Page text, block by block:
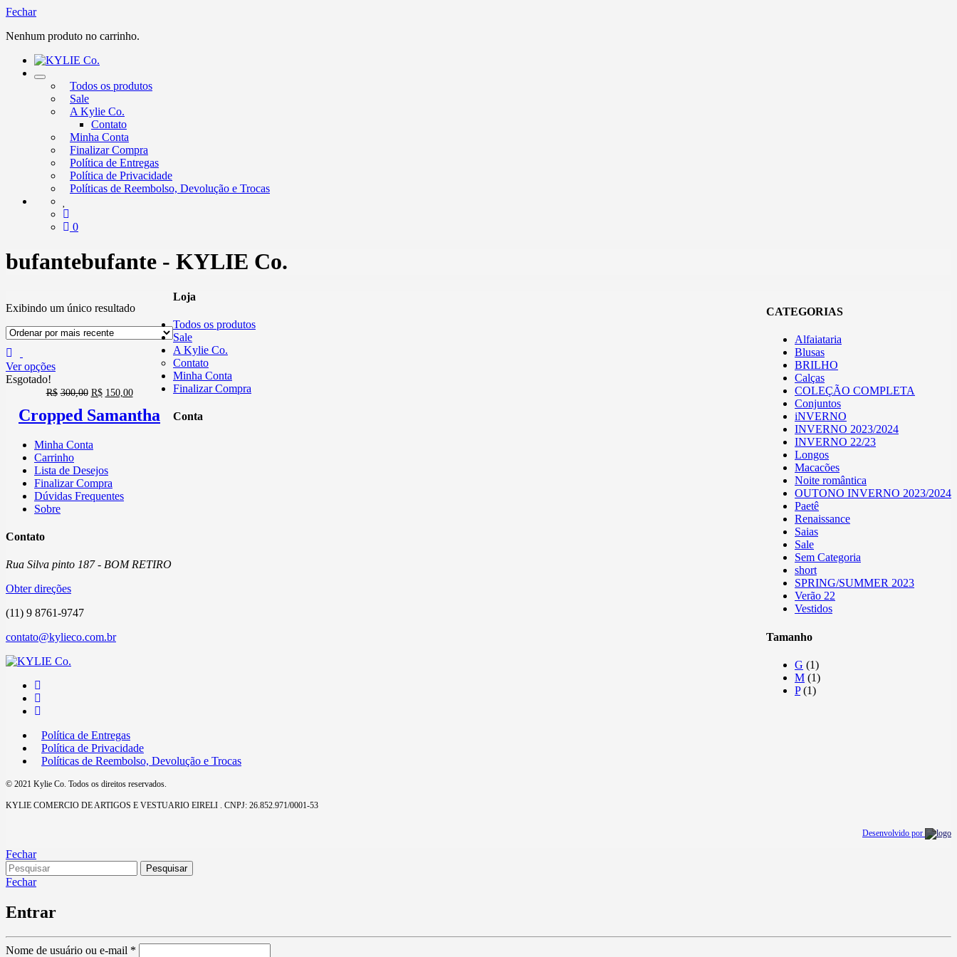
Fechar
Nenhum produto no carrinho.
Alternar
nevegação
Todos os produtos
Sale
A Kylie Co.
Contato
Minha Conta
Finalizar Compra
Política de Entregas
Política de Privacidade
Políticas de Reembolso, Devolução e Trocas
0
bufantebufante - KYLIE Co.
Exibindo um único resultado
Ver opções
Esgotado!
R$ 300,00 R$ 150,00
Cropped Samantha
CATEGORIAS
Alfaiataria
Blusas
BRILHO
Calças
COLEÇÃO COMPLETA
Conjuntos
iNVERNO
INVERNO 2023/2024
INVERNO 22/23
Longos
Macacões
Noite romântica
OUTONO INVERNO 2023/2024
Paetê
Renaissance
Saias
Sale
Sem Categoria
short
SPRING/SUMMER 2023
Verão 22
Vestidos
Tamanho
G (1)
M (1)
P (1)
Loja
Todos os produtos
Sale
A Kylie Co.
Contato
Minha Conta
Finalizar Compra
Conta
Minha Conta
Carrinho
Lista de Desejos
Finalizar Compra
Dúvidas Frequentes
Sobre
Contato
Rua Silva pinto 187 - BOM RETIRO
Obter direções
(11) 9 8761-9747
contato@kylieco.com.br
Política de Entregas
Política de Privacidade
Políticas de Reembolso, Devolução e Trocas
© 2021 Kylie Co. Todos os direitos reservados.
KYLIE COMERCIO DE ARTIGOS E VESTUARIO EIRELI . CNPJ: 26.852.971/0001-53
Desenvolvido por
Fechar
Fechar
Entrar
Nome de usuário ou e-mail *